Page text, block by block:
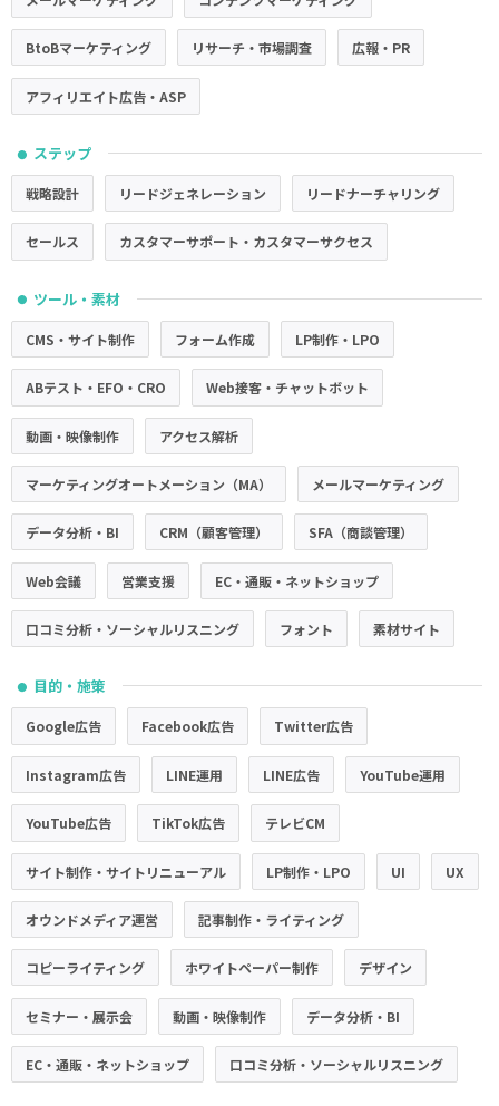
BtoBマーケティング リサーチ・市場調査 広報・PR
アフィリエイト広告・ASP
● ステップ
戦略設計 リードジェネレーション リードナーチャリング
セールス カスタマーサポート・カスタマーサクセス
● ツール・素材
CMS・サイト制作 フォーム作成 LP制作・LPO
ABテスト・EFO・CRO Web接客・チャットボット
動画・映像制作 アクセス解析
マーケティングオートメーション（MA） メールマーケティング
データ分析・BI CRM（顧客管理） SFA（商談管理）
Web会議 営業支援 EC・通販・ネットショップ
口コミ分析・ソーシャルリスニング フォント 素材サイト
● 目的・施策
Google広告 Facebook広告 Twitter広告
Instagram広告 LINE運用 LINE広告 YouTube運用
YouTube広告 TikTok広告 テレビCM
サイト制作・サイトリニューアル LP制作・LPO UI UX
オウンドメディア運営 記事制作・ライティング
コピーライティング ホワイトペーパー制作 デザイン
セミナー・展示会 動画・映像制作 データ分析・BI
EC・通販・ネットショップ 口コミ分析・ソーシャルリスニング